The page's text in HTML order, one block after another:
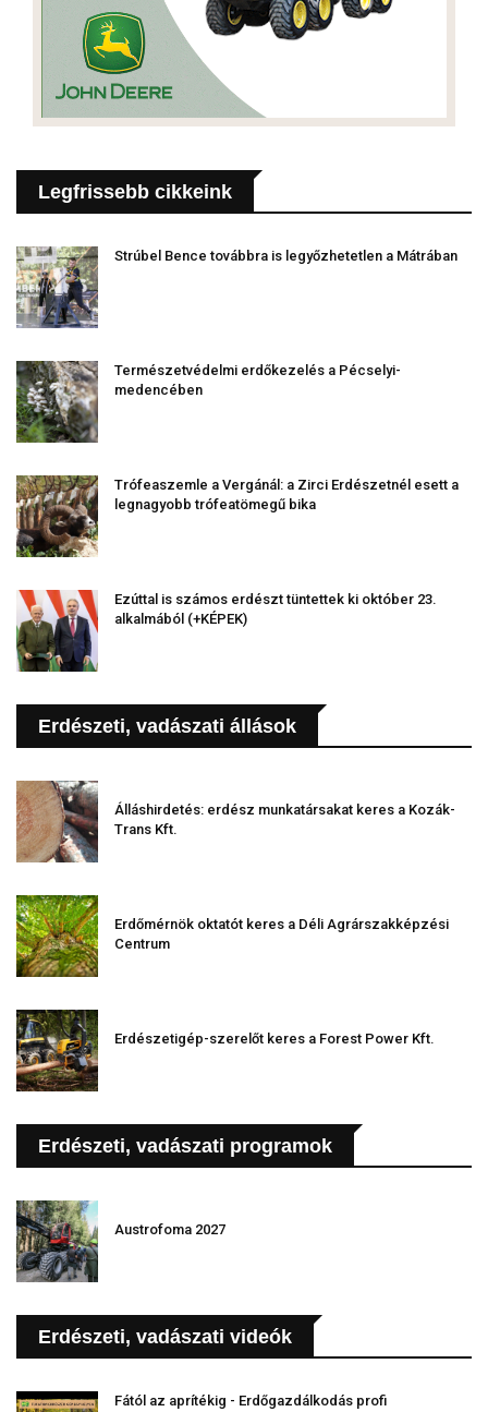
Legfrissebb cikkeink
Strúbel Bence továbbra is legyőzhetetlen a Mátrában
Természetvédelmi erdőkezelés a Pécselyi-
medencében
Trófeaszemle a Vergánál: a Zirci Erdészetnél esett a
legnagyobb trófeatömegű bika
Ezúttal is számos erdészt tüntettek ki október 23.
alkalmából (+KÉPEK)
Erdészeti, vadászati állások
Álláshirdetés: erdész munkatársakat keres a Kozák-
Trans Kft.
Erdőmérnök oktatót keres a Déli Agrárszakképzési
Centrum
Erdészetigép-szerelőt keres a Forest Power Kft.
Erdészeti, vadászati programok
Austrofoma 2027
Erdészeti, vadászati videók
Fától az aprítékig - Erdőgazdálkodás profi